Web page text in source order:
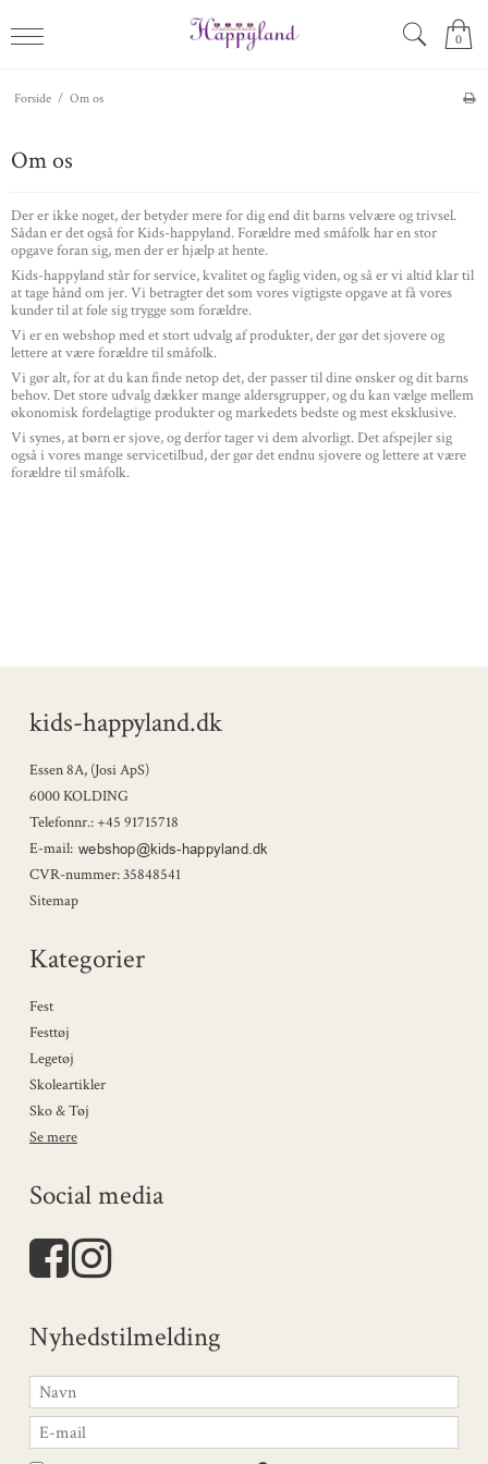
0
Forside / Om os
Om os
Der er ikke noget, der betyder mere for dig end dit barns velvære og trivsel.
Sådan er det også for Kids-happyland. Forældre med småfolk har en stor
opgave foran sig, men der er hjælp at hente.
Kids-happyland står for service, kvalitet og faglig viden, og så er vi altid klar til
at tage hånd om jer. Vi betragter det som vores vigtigste opgave at få vores
kunder til at føle sig trygge som forældre.
Vi er en webshop med et stort udvalg af produkter, der gør det sjovere og
lettere at være forældre til småfolk.
Vi gør alt, for at du kan finde netop det, der passer til dine ønsker og dit barns
behov. Det store udvalg dækker mange aldersgrupper, og du kan vælge mellem
økonomisk fordelagtige produkter og markedets bedste og mest eksklusive.
Vi synes, at børn er sjove, og derfor tager vi dem alvorligt. Det afspejler sig
også i vores mange servicetilbud, der gør det endnu sjovere og lettere at være
forældre til småfolk.
kids-happyland.dk
Essen 8A, (Josi ApS)
6000 KOLDING
Telefonnr.:+45 91715718
E-mail:
CVR-nummer:35848541
Sitemap
Kategorier
Fest
Festtøj
Legetøj
Skoleartikler
Sko & Tøj
Se mere
Social media
Nyhedstilmelding